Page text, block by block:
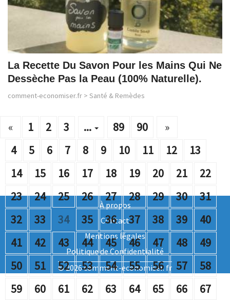
La Recette Du Savon Pour les Mains Qui Ne
Dessèche Pas la Peau (100% Naturelle).
comment-economiser.fr > Santé & Remèdes
« 1 2 3
...
4
5 6 7 8 9 10 11 12
13
14
15 16 17 18 19 20 21
22
23
24 25 26 27 28 29 30
31
32
33 34 35 36 37 38 39
40
41
42 43 44 45 46 47 48
49
50
51 52 53 54 55 56 57
58
59
60 61 62 63 64 65 66 67
89 90 »
À propos
Contact
Mentions légales
Politique de Confidentialité
© 2026 comment-economiser. fr